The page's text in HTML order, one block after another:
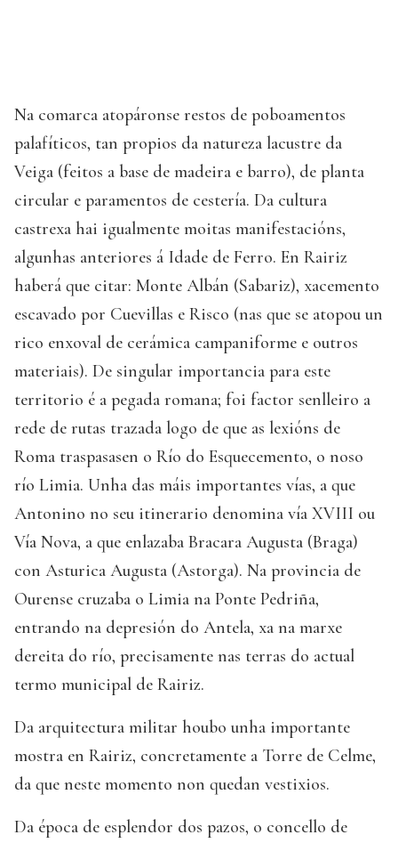
Na comarca atopáronse restos de poboamentos
palafíticos, tan propios da natureza lacustre da
Veiga (feitos a base de madeira e barro), de planta
circular e paramentos de cestería. Da cultura
castrexa hai igualmente moitas manifestacións,
algunhas anteriores á Idade de Ferro. En Rairiz
haberá que citar: Monte Albán (Sabariz), xacemento
escavado por Cuevillas e Risco (nas que se atopou un
rico enxoval de cerámica campaniforme e outros
materiais). De singular importancia para este
territorio é a pegada romana; foi factor senlleiro a
rede de rutas trazada logo de que as lexións de
Roma traspasasen o Río do Esquecemento, o noso
río Limia. Unha das máis importantes vías, a que
Antonino no seu itinerario denomina vía XVIII ou
Vía Nova, a que enlazaba Bracara Augusta (Braga)
con Asturica Augusta (Astorga). Na provincia de
Ourense cruzaba o Limia na Ponte Pedriña,
entrando na depresión do Antela, xa na marxe
dereita do río, precisamente nas terras do actual
termo municipal de Rairiz.
Da arquitectura militar houbo unha importante
mostra en Rairiz, concretamente a Torre de Celme,
da que neste momento non quedan vestixios.
Da época de esplendor dos pazos, o concello de